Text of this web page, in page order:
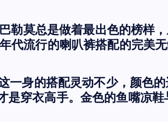
勒莫总是做着最出色的榜样
代流行的喇叭裤搭配的完美
一身的搭配灵动不少，颜色
是穿衣高手。金色的鱼嘴凉